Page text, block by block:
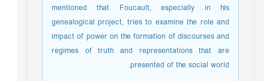
mentioned that Foucault, especially in his
genealogical project, tries to examine the role and
impact of power on the formation of discourses and
regimes of truth and representations that are
presented of the social world.